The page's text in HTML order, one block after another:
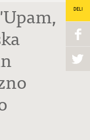
DELI